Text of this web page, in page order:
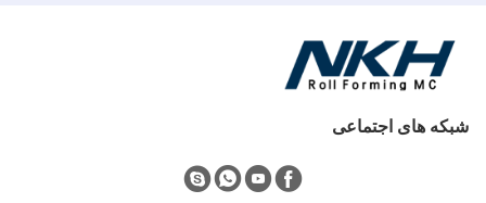
شبکه های اجتماعی